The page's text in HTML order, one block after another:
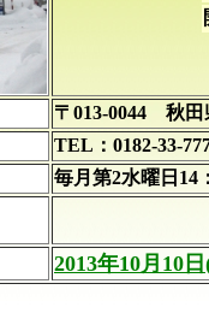
〒013-0044 秋田
TEL：0182-33-
毎月第2水曜日14
2013年10月10